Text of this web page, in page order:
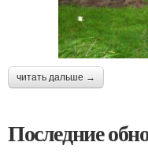
читать дальше →
Последние